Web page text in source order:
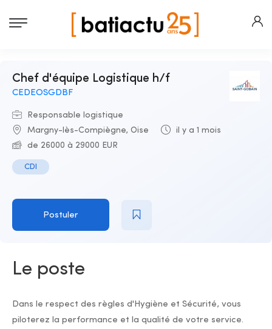
Chef d'équipe Logistique h/f
CEDEOSGDBF
Responsable logistique
Margny-lès-Compiègne, Oise
il y a 1 mois
de 26000 à 29000 EUR
CDI
Postuler
Le poste
Dans le respect des règles d'Hygiène et Sécurité, vous
piloterez la performance et la qualité de votre service.